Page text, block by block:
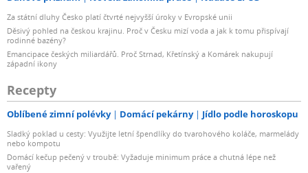
Za státní dluhy Česko platí čtvrté nejvyšší úroky v Evropské unii
Děsivý pohled na českou krajinu. Proč v Česku mizí voda a jak k tomu přispívají
rodinné bazény?
Emancipace českých miliardářů. Proč Strnad, Křetínský a Komárek nakupují
západní ikony
Recepty
Oblíbené zimní polévky Domácí pekárny Jídlo podle horoskopu
Sladký poklad u cesty: Využijte letní špendlíky do tvarohového koláče, marmelády
nebo kompotu
Domácí kečup pečený v troubě: Vyžaduje minimum práce a chutná lépe než
vařený